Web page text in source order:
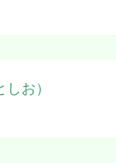
しお）